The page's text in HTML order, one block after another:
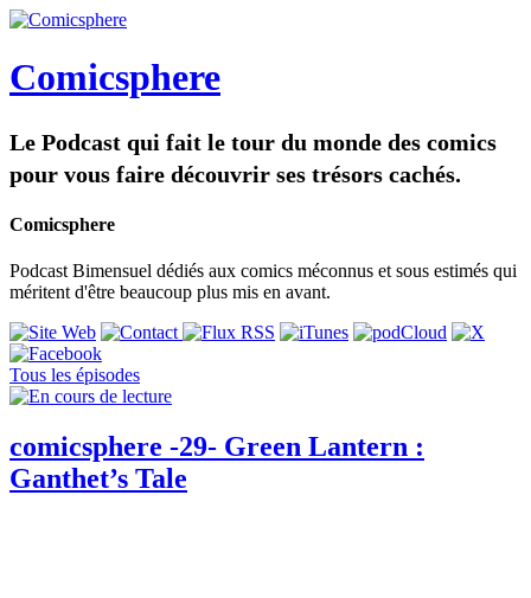
Comicsphere
Le Podcast qui fait le tour du monde des comics
pour vous faire découvrir ses trésors cachés.
Comicsphere
Podcast Bimensuel dédiés aux comics méconnus et sous estimés qui
méritent d'être beaucoup plus mis en avant.
Tous les épisodes
comicsphere -29- Green Lantern :
Ganthet’s Tale